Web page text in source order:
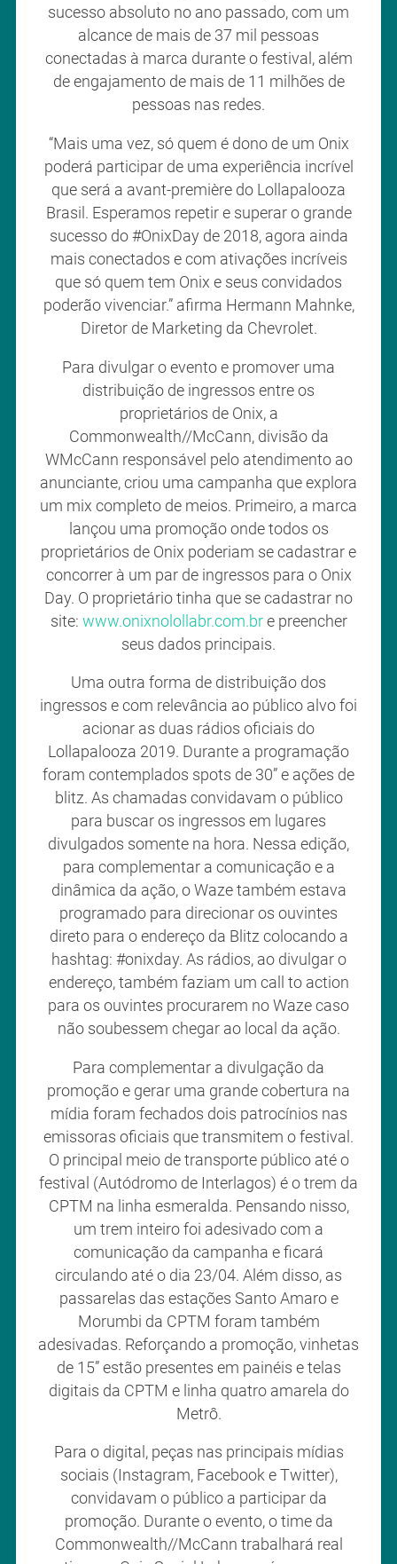
sucesso absoluto no ano passado, com um
alcance de mais de 37 mil pessoas
conectadas à marca durante o festival, além
de engajamento de mais de 11 milhões de
pessoas nas redes.
“Mais uma vez, só quem é dono de um Onix
poderá participar de uma experiência incrível
que será a avant-première do Lollapalooza
Brasil. Esperamos repetir e superar o grande
sucesso do #OnixDay de 2018, agora ainda
mais conectados e com ativações incríveis
que só quem tem Onix e seus convidados
poderão vivenciar.” afirma Hermann Mahnke,
Diretor de Marketing da Chevrolet.
Para divulgar o evento e promover uma
distribuição de ingressos entre os
proprietários de Onix, a
Commonwealth//McCann, divisão da
WMcCann responsável pelo atendimento ao
anunciante, criou uma campanha que explora
um mix completo de meios. Primeiro, a marca
lançou uma promoção onde todos os
proprietários de Onix poderiam se cadastrar e
concorrer à um par de ingressos para o Onix
Day. O proprietário tinha que se cadastrar no
site: www.onixnolollabr.com.bre preencher
seus dados principais.
Uma outra forma de distribuição dos
ingressos e com relevância ao público alvo foi
acionar as duas rádios oficiais do
Lollapalooza 2019. Durante a programação
foram contemplados spots de 30” e ações de
blitz. As chamadas convidavam o público
para buscar os ingressos em lugares
divulgados somente na hora. Nessa edição,
para complementar a comunicação e a
dinâmica da ação, o Waze também estava
programado para direcionar os ouvintes
direto para o endereço da Blitz colocando a
hashtag: #onixday. As rádios, ao divulgar o
endereço, também faziam um call to action
para os ouvintes procurarem no Waze caso
não soubessem chegar ao local da ação.
Para complementar a divulgação da
promoção e gerar uma grande cobertura na
mídia foram fechados dois patrocínios nas
emissoras oficiais que transmitem o festival.
O principal meio de transporte público até o
festival (Autódromo de Interlagos) é o trem da
CPTM na linha esmeralda. Pensando nisso,
um trem inteiro foi adesivado com a
comunicação da campanha e ficará
circulando até o dia 23/04. Além disso, as
passarelas das estações Santo Amaro e
Morumbi da CPTM foram também
adesivadas. Reforçando a promoção, vinhetas
de 15” estão presentes em painéis e telas
digitais da CPTM e linha quatro amarela do
Metrô.
Para o digital, peças nas principais mídias
sociais (Instagram, Facebook e Twitter),
convidavam o público a participar da
promoção. Durante o evento, o time da
Commonwealth//McCann trabalhará real